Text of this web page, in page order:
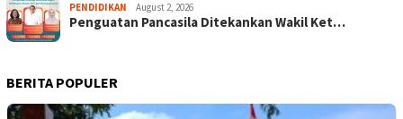
PENDIDIKAN August 2, 2026
Penguatan Pancasila Ditekankan Wakil Ket…
BERITA POPULER